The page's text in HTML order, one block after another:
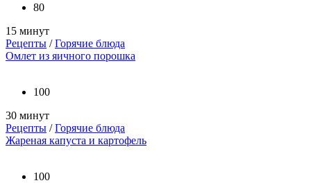
80
15 минут
Рецепты /Горячие блюда
Омлет из яичного порошка
100
30 минут
Рецепты /Горячие блюда
Жареная капуста и картофель
100